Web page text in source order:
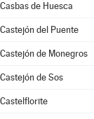
Casbas de Huesca
Castejón del Puente
Castejón de Monegros
Castejón de Sos
Castelflorite